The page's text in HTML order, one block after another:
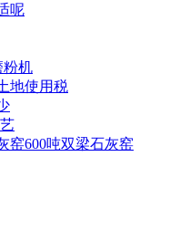
呢
粉机
地使用税
窑600吨双梁石灰窑